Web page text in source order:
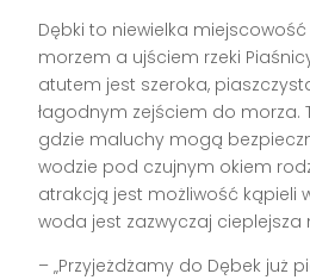
Dębki to niewielka
morzem a ujściem rzeki
atutem jest szeroka,
łagodnym zejściem do morza.
gdzie maluchy mogą
wodzie pod czujnym okiem
atrakcją jest możliwość kąpieli
woda jest zazwyczaj cieplejsza
– „Przyjeżdżamy do Dębek już